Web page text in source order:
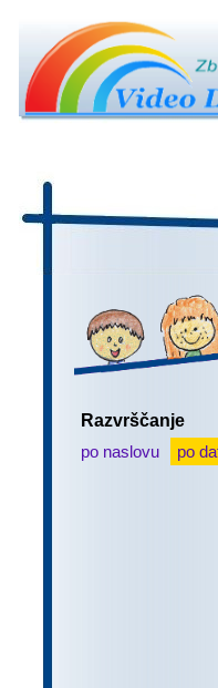
Razvrščanje
po naslovu
po